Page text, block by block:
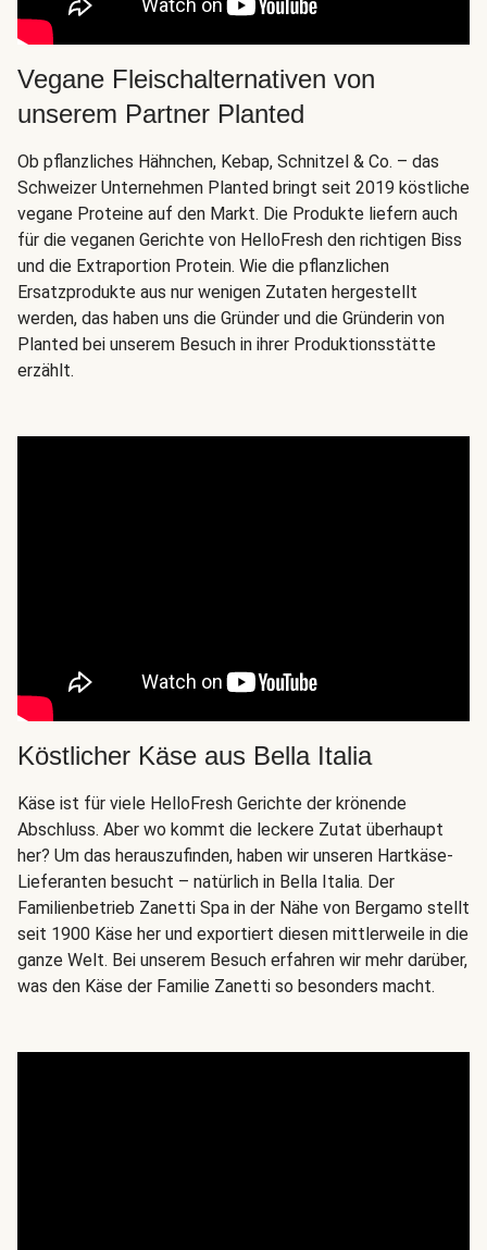
Vegane Fleischalternativen von
unserem Partner Planted
Ob pflanzliches Hähnchen, Kebap, Schnitzel & Co. – das
Schweizer Unternehmen Planted bringt seit 2019 köstliche
vegane Proteine auf den Markt. Die Produkte liefern auch
für die veganen Gerichte von HelloFresh den richtigen Biss
und die Extraportion Protein. Wie die pflanzlichen
Ersatzprodukte aus nur wenigen Zutaten hergestellt
werden, das haben uns die Gründer und die Gründerin von
Planted bei unserem Besuch in ihrer Produktionsstätte
erzählt.
Köstlicher Käse aus Bella Italia
Käse ist für viele HelloFresh Gerichte der krönende
Abschluss. Aber wo kommt die leckere Zutat überhaupt
her? Um das herauszufinden, haben wir unseren Hartkäse-
Lieferanten besucht – natürlich in Bella Italia. Der
Familienbetrieb Zanetti Spa in der Nähe von Bergamo stellt
seit 1900 Käse her und exportiert diesen mittlerweile in die
ganze Welt. Bei unserem Besuch erfahren wir mehr darüber,
was den Käse der Familie Zanetti so besonders macht.